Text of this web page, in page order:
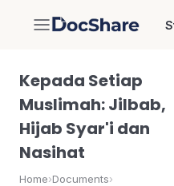
DocShare
Kepada Setiap
Muslimah: Jilbab,
Hijab Syar'i dan
Nasihat
Home›Documents›